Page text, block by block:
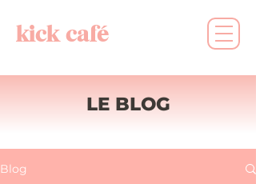
kick café
LE BLOG
Blog